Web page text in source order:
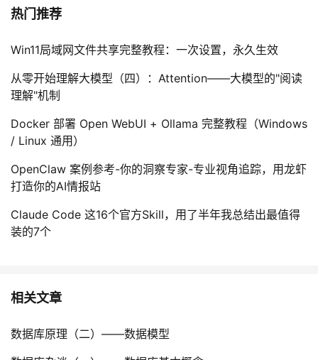
热门推荐
Win11局域网文件共享完整教程：一次设置，永久生效
从零开始理解大模型（四）：Attention——大模型的"阅读
理解"机制
Docker 部署 Open WebUI + Ollama 完整教程（Windows
/ Linux 通用）
OpenClaw 案例参考-你的洞察专家-专业视角追踪，用龙虾
打造你的AI情报站
Claude Code 这16个官方Skill，用了半年我总结出最值得
装的7个
相关文章
数据库原理（二）——数据模型